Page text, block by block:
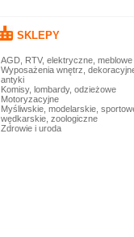
SKLEPY
AGD, RTV, elektryczne, meblowe
Wyposażenia wnętrz,
antyki
Komisy, lombardy, odzieżowe
Motoryzacyjne
Myśliwskie, modelarskie,
wędkarskie, zoologiczne
Zdrowie i uroda